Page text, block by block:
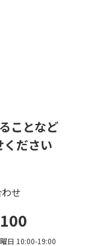
ことなど
ださい
せ
日 10:00-19:00